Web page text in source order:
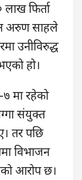
फिर्ता
अरुण साहले
उनीविरुद्ध
हो।
मा रहेको
संयुक्त
तर पछि
विभाजन
आरोप छ।